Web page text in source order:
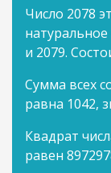
Число 2078
и 2079.
Сумма всех
равна 1042,
Квадрат
равен